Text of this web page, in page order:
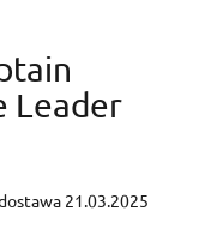
Leader
21.03.2025